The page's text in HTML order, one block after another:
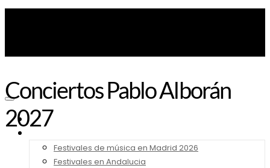
Noticias
Festivales de música en Madrid 2026
Festivales en Andalucia
Conciertos Pablo Alborán
2027